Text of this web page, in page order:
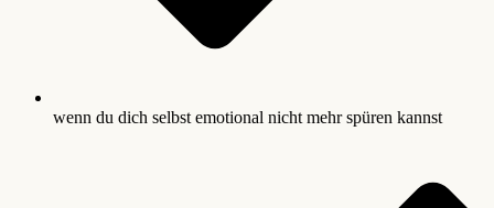
wenn du dich selbst emotional nicht mehr spüren kannst